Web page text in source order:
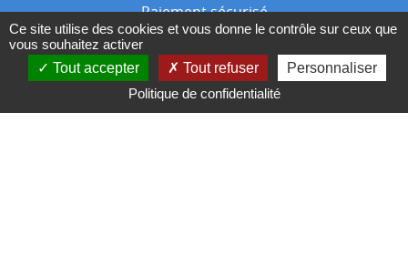
Paiement sécurisé
Nos magasins
Ce site utilise des cookies et vous donne le contrôle sur ceux que
vous souhaitez activer
Tout accepter
Tout refuser
Personnaliser
Politique de confidentialité